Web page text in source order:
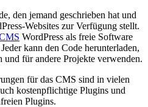
den jemand geschrieben hat und
Websites zur Verfügung stellt.
WordPress als freie Software
kann den Code herunterladen,
und für andere Projekte verwenden.
für das CMS sind in vielen
kostenpflichtige Plugins und
Plugins.